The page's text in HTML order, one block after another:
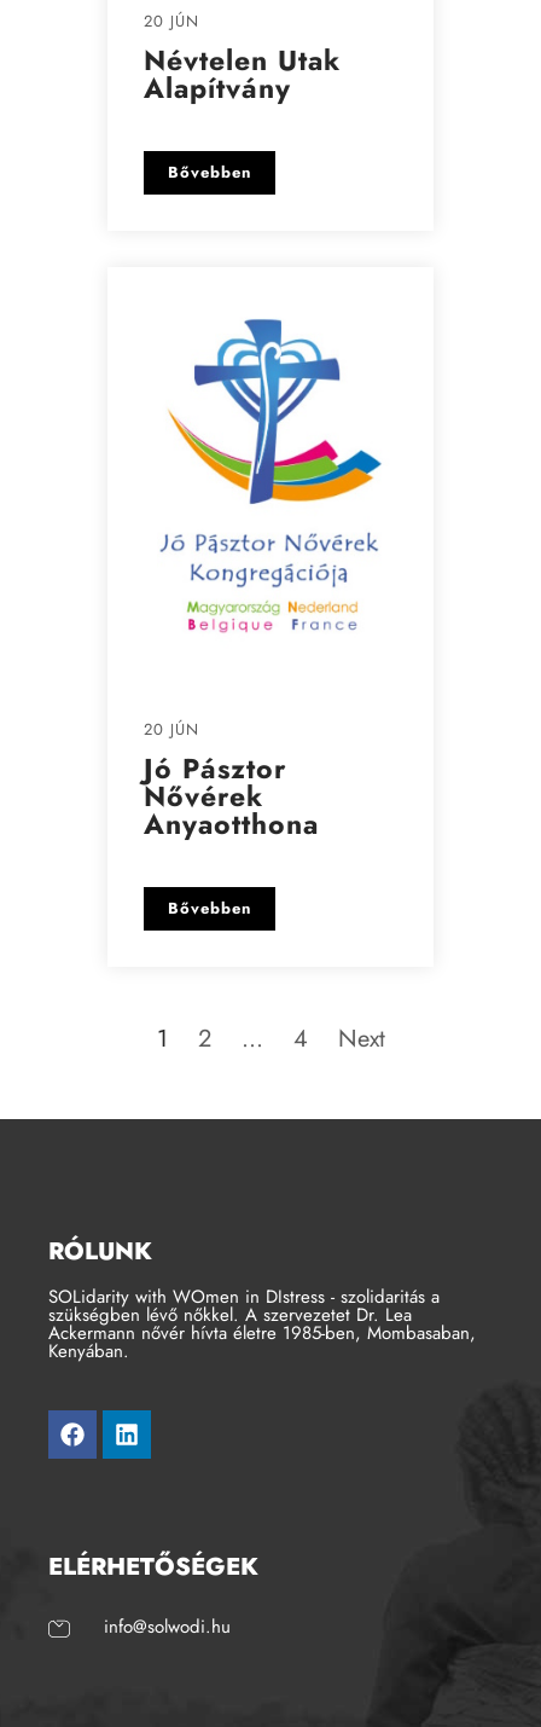
20 JÚN
Névtelen Utak
Alapítvány
Bővebben
20 JÚN
Jó Pásztor
Nővérek
Anyaotthona
Bővebben
1 2 … 4 Next
RÓLUNK
SOLidarity with WOmen in DIstress - szolidaritás a
szükségben lévő nőkkel. A szervezetet Dr. Lea
Ackermann nővér hívta életre 1985-ben, Mombasaban,
Kenyában.
ELÉRHETŐSÉGEK
info@solwodi.hu